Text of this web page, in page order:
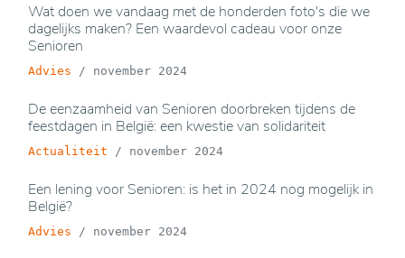
Wat doen we vandaag met de honderden foto's die we
dagelijks maken? Een waardevol cadeau voor onze
Senioren
Advies / november 2024
De eenzaamheid van Senioren doorbreken tijdens de
feestdagen in België: een kwestie van solidariteit
Actualiteit / november 2024
Een lening voor Senioren: is het in 2024 nog mogelijk in
België?
Advies / november 2024